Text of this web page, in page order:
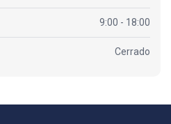
9:00 - 18:00
Cerrado